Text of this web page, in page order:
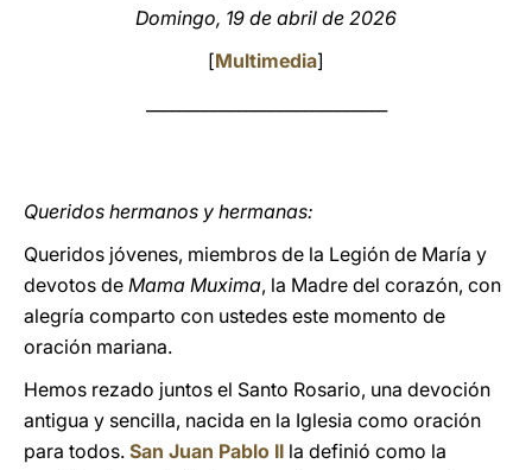
Domingo, 19 de abril de 2026
[Multimedia]
Queridos hermanos y hermanas:
Queridos jóvenes, miembros de la Legión de María y
devotos de Mama Muxima, la Madre del corazón, con
alegría comparto con ustedes este momento de
oración mariana.
Hemos rezado juntos el Santo Rosario, una devoción
antigua y sencilla, nacida en la Iglesia como oración
para todos. San Juan Pablo II la definió como la